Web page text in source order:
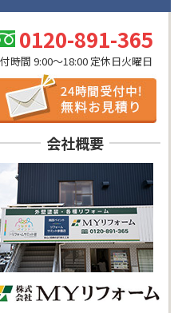
0120-891-365
時間 9:00～18:00 定休日火曜日
会社概要